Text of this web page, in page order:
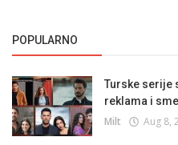
POPULARNO
Turske serije
reklama i
Milt Aug 8,